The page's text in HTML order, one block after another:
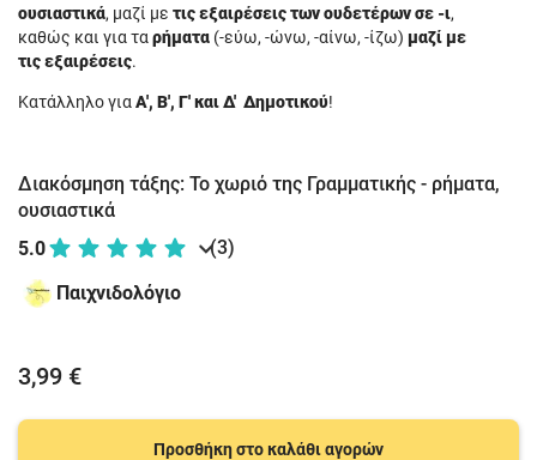
ουσιαστικά, μαζί με τις εξαιρέσεις των ουδετέρων σε -ι,
καθώς και για ταρήματα (-εύω, -ώνω, -αίνω, -ίζω) μαζί με
τις εξαιρέσεις.
Κατάλληλο γιαΑ', Β', Γ' και Δ' Δημοτικού!
Διακόσμηση τάξης: Το χωριό της Γραμματικής - ρήματα,
ουσιαστικά
5.0
(3)
Παιχνιδολόγιο
3,99 €
Προσθήκη στο καλάθι αγορών